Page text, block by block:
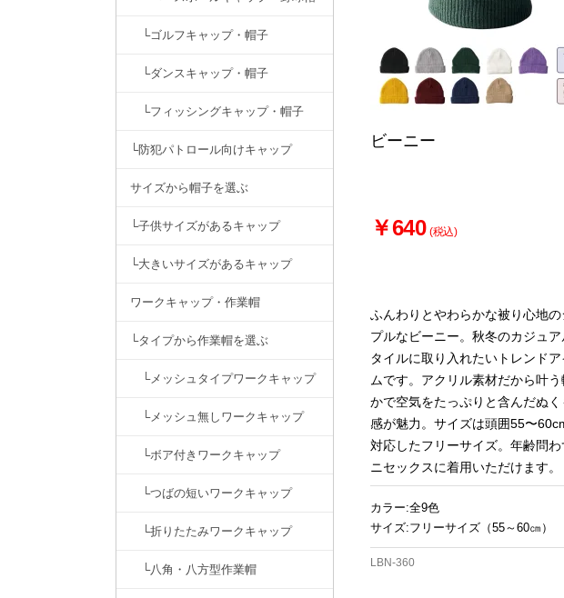
└ゴルフキャップ・帽子
└ダンスキャップ・帽子
└フィッシングキャップ・帽子
└防犯パトロール向けキャップ
サイズから帽子を選ぶ
└子供サイズがあるキャップ
└大きいサイズがあるキャップ
ワークキャップ・作業帽
└タイプから作業帽を選ぶ
└メッシュタイプワークキャップ
└メッシュ無しワークキャップ
└ボア付きワークキャップ
└つばの短いワークキャップ
└折りたたみワークキャップ
└八角・八方型作業帽
ビーニー
￥640 (税込)
ふんわりとやわらかな被り心地の
プルなビーニー。秋冬のカジュア
タイルに取り入れたいトレンドア
ムです。アクリル素材だから叶
かで空気をたっぷりと含んだぬく
感が魅力。サイズは頭囲55〜
対応したフリーサイズ。年齢問わ
ニセックスに着用いただけます。
カラー:全9色
サイズ:フリーサイズ（55～60㎝）
LBN-360
お買い物